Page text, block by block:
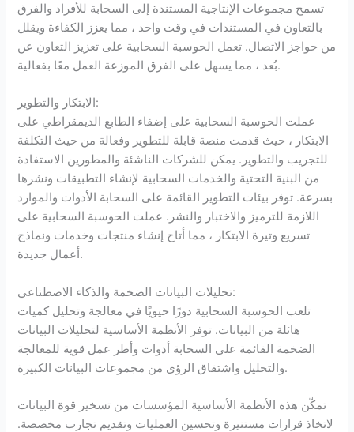
تسمح مجموعات الإنتاجية المستندة إلى السحابة للأفراد والفرق
بالتعاون في المستندات في وقت واحد ، مما يعزز الكفاءة ويقلل
من حواجز الاتصال. تعمل الحوسبة السحابية على تعزيز التعاون عن
بُعد ، مما يسهل على الفرق الموزعة العمل معًا بفعالية.
الابتكار والتطوير:
عملت الحوسبة السحابية على إضفاء الطابع الديمقراطي على
الابتكار ، حيث قدمت منصة قابلة للتطوير وفعالة من حيث التكلفة
للتجريب والتطوير. يمكن للشركات الناشئة والمطورين الاستفادة
من البنية التحتية والخدمات السحابية لإنشاء التطبيقات ونشرها
بسرعة. توفر بيئات التطوير القائمة على السحابة الأدوات والموارد
اللازمة للترميز والاختبار والنشر. عملت الحوسبة السحابية على
تسريع وتيرة الابتكار ، مما أتاح إنشاء منتجات وخدمات ونماذج
أعمال جديدة.
تحليلات البيانات الضخمة والذكاء الاصطناعي:
تلعب الحوسبة السحابية دورًا حيويًا في معالجة وتحليل كميات
هائلة من البيانات. توفر الأنظمة الأساسية لتحليلات البيانات
الضخمة القائمة على السحابة أدوات وأطر عمل قوية للمعالجة
والتحليل واشتقاق الرؤى من مجموعات البيانات الكبيرة.
تمكّن هذه الأنظمة الأساسية المؤسسات من تسخير قوة البيانات
لاتخاذ قرارات مستنيرة وتحسين العمليات وتقديم تجارب مخصصة.